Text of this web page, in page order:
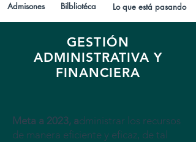
Bilbliotéca
Admisones Lo que está pasando
GESTIÓN
ADMINISTRATIVA Y
FINANCIERA
Meta a 2023, administrar los recursos
de manera eficiente y eficaz, de tal